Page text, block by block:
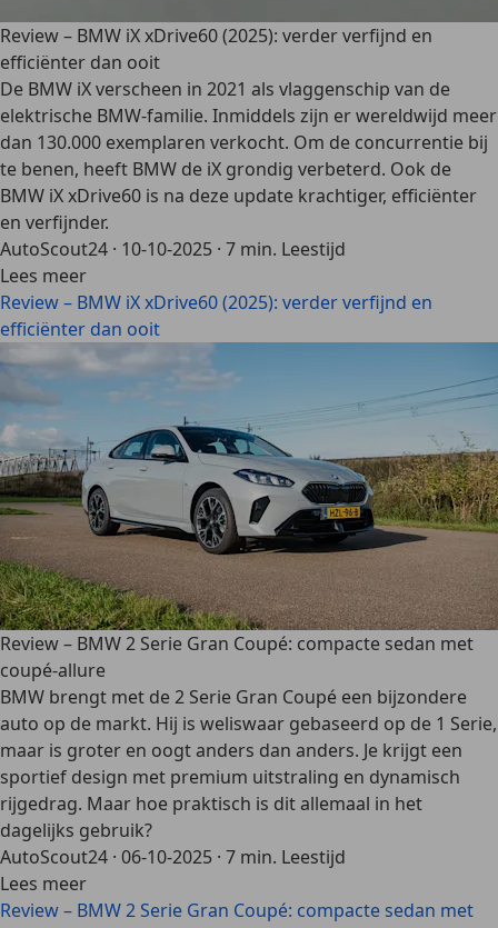
Review – BMW iX xDrive60 (2025): verder verfijnd en
efficiënter dan ooit
De BMW iX verscheen in 2021 als vlaggenschip van de
elektrische BMW-familie. Inmiddels zijn er wereldwijd meer
dan 130.000 exemplaren verkocht. Om de concurrentie bij
te benen, heeft BMW de iX grondig verbeterd. Ook de
BMW iX xDrive60 is na deze update krachtiger, efficiënter
en verfijnder.
AutoScout24 · 10-10-2025 · 7 min. Leestijd
Lees meer
Review – BMW iX xDrive60 (2025): verder verfijnd en
efficiënter dan ooit
Review – BMW 2 Serie Gran Coupé: compacte sedan met
coupé-allure
BMW brengt met de 2 Serie Gran Coupé een bijzondere
auto op de markt. Hij is weliswaar gebaseerd op de 1 Serie,
maar is groter en oogt anders dan anders. Je krijgt een
sportief design met premium uitstraling en dynamisch
rijgedrag. Maar hoe praktisch is dit allemaal in het
dagelijks gebruik?
AutoScout24 · 06-10-2025 · 7 min. Leestijd
Lees meer
Review – BMW 2 Serie Gran Coupé: compacte sedan met